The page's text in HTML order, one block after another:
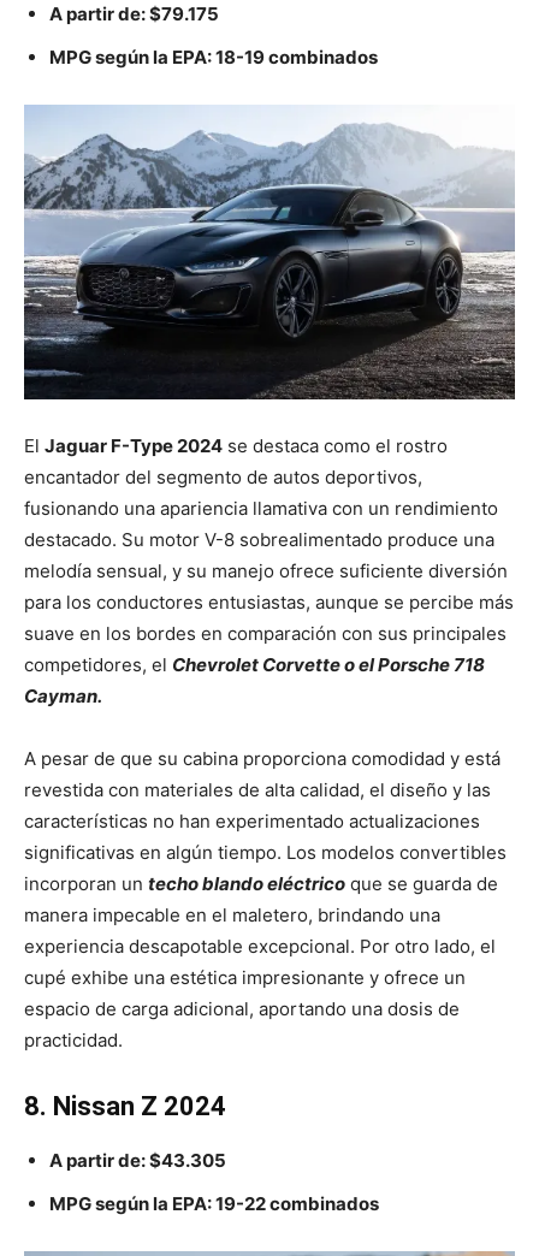
A partir de:$79.175
MPG según la EPA:18-19combinados
El Jaguar F-Type 2024 se destaca como el rostro
encantador del segmento de autos deportivos,
fusionando una apariencia llamativa con un rendimiento
destacado. Su motor V-8 sobrealimentado produce una
melodía sensual, y su manejo ofrece suficiente diversión
para los conductores entusiastas, aunque se percibe más
suave en los bordes en comparación con sus principales
competidores, el Chevrolet Corvette o el Porsche 718
Cayman.
A pesar de que su cabina proporciona comodidad y está
revestida con materiales de alta calidad, el diseño y las
características no han experimentado actualizaciones
significativas en algún tiempo. Los modelos convertibles
incorporan un techo blando eléctrico que se guarda de
manera impecable en el maletero, brindando una
experiencia descapotable excepcional. Por otro lado, el
cupé exhibe una estética impresionante y ofrece un
espacio de carga adicional, aportando una dosis de
practicidad.
8. Nissan Z 2024
A partir de:$43.305
MPG según la EPA:19-22combinados